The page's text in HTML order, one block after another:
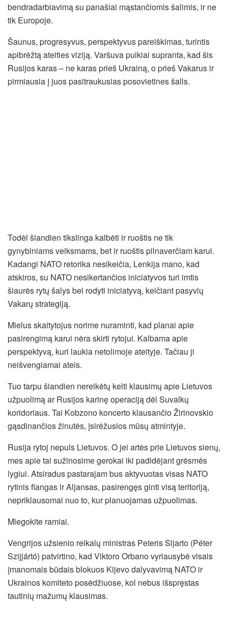
bendradarbiavimą su panašiai mąstančiomis šalimis, ir ne
tik Europoje.
Šaunus, progresyvus, perspektyvus pareiškimas, turintis
apibrėžtą ateities viziją. Varšuva puikiai supranta, kad šis
Rusijos karas – ne karas prieš Ukrainą, o prieš Vakarus ir
pirmiausia į juos pasitraukusias posovietines šalis.
Todėl šiandien tikslinga kalbėti ir ruoštis ne tik
gynybiniams veiksmams, bet ir ruoštis pilnaverčiam karui.
Kadangi NATO retorika nesikeičia, Lenkija mano, kad
atskiros, su NATO nesikertančios iniciatyvos turi imtis
šiaurės rytų šalys bei rodyti iniciatyvą, keičiant pasyvių
Vakarų strategiją.
Mielus skaitytojus norime nuraminti, kad planai apie
pasirengimą karui nėra skirti rytojui. Kalbama apie
perspektyvą, kuri laukia netolimoje ateityje. Tačiau ji
neišvengiamai ateis.
Tuo tarpu šiandien nereikėtų kelti klausimų apie Lietuvos
užpuolimą ar Rusijos karinę operaciją dėl Suvalkų
koridoriaus. Tai Kobzono koncerto klausančio Žirinovskio
gąsdinančios žinutės, įsirėžusios mūsų atmintyje.
Rusija rytoj nepuls Lietuvos. O jei artės prie Lietuvos sienų,
mes apie tai sužinosime gerokai iki padidėjant grėsmės
lygiui. Atsiradus pastarajam bus aktyvuotas visas NATO
rytinis flangas ir Aljansas, pasirengęs ginti visą teritoriją,
nepriklausomai nuo to, kur planuojamas užpuolimas.
Miegokite ramiai.
Vengrijos užsienio reikalų ministras Peteris Sijarto (Péter
Szijjártó) patvirtino, kad Viktoro Orbano vyriausybė visais
įmanomais būdais blokuos Kijevo dalyvavimą NATO ir
Ukrainos komiteto posėdžiuose, kol nebus išspręstas
tautinių mažumų klausimas.